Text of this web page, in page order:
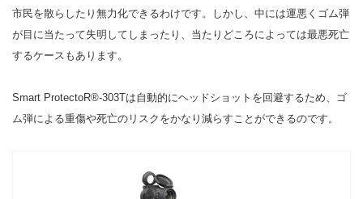
市民を散らしたり無力化できるわけです。しかし、中には運悪くゴム弾
が目に当たって失明してしまったり、当たりどころによっては最悪死亡
するケースもあります。
Smart ProtectoR®-303Tは自動的にヘッドショットを回避するため、ゴ
ム弾による重傷や死亡のリスクをかなり減らすことができるのです。